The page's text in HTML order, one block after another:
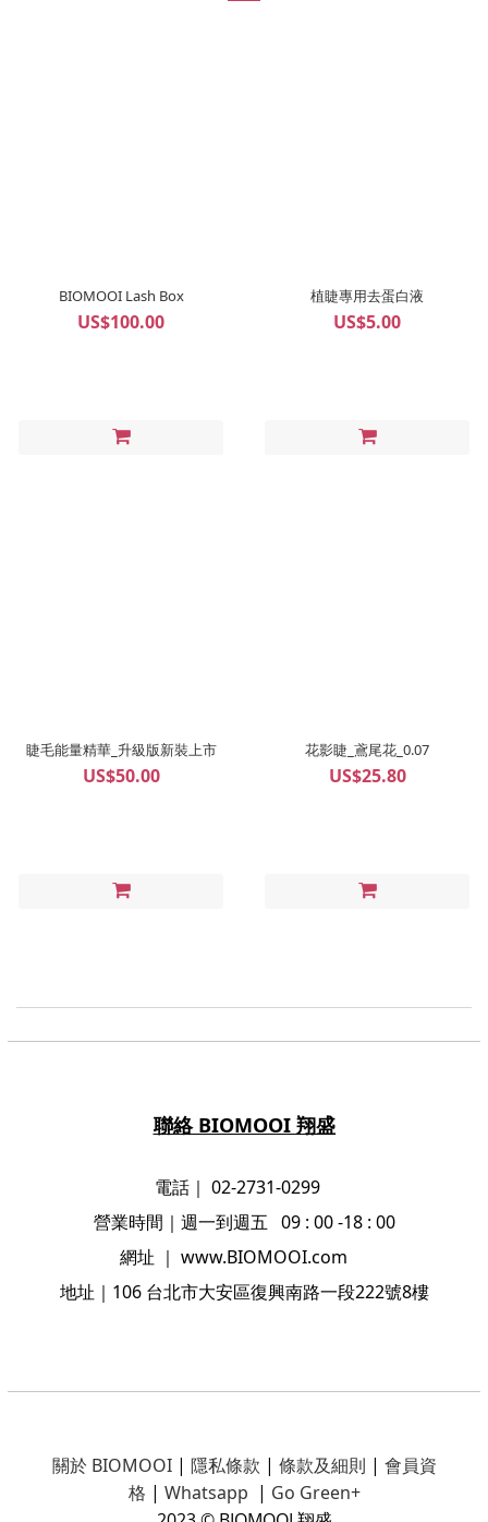
BIOMOOI Lash Box
US$100.00
植睫專用去蛋白液
US$5.00
睫毛能量精華_升級版新裝上市
US$50.00
花影睫_鳶尾花_0.07
US$25.80
聯絡 BIOMOOI 翔盛
電話｜ 02-2731-0299
營業時間 ｜ 週一到週五 09 : 00 -18 : 00
網址 ｜ www.BIOMOOI.com
地址 ｜106 台北市大安區復興南路一段222號8樓
關於 BIOMOOI| 隱私條款 | 條款及細則 | 會員資
格 | Whatsapp | Go Green+